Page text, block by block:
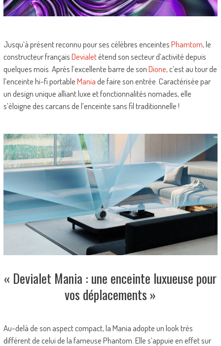
Jusqu’à présent reconnu pour ses célèbres enceintesPhamtom, le
constructeur françaisDevialetétend son secteur d’activité depuis
quelques mois. Après l’excellente barre de sonDione, c’est au tour de
l’enceinte hi-fi portableManiade faire son entrée. Caractérisée par
un design unique alliant luxe et fonctionnalités nomades, elle
s’éloigne des carcans de l’enceinte sans fil traditionnelle !
« Devialet Mania : une enceinte luxueuse pour
vos déplacements »
Au-delà de son aspect compact, la Mania adopte un look très
différent de celui de la fameuse Phantom. Elle s’appuie en effet sur